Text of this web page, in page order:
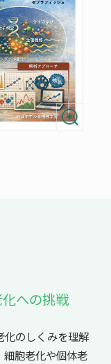
への挑戦
化のしくみを理解
細胞老化や個体老